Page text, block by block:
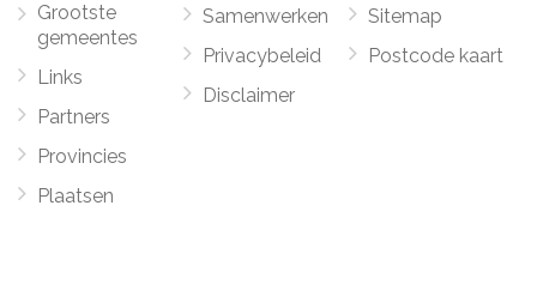
Grootste
gemeentes
Links
Partners
Provincies
Plaatsen
Samenwerken
Privacybeleid
Disclaimer
Sitemap
Postcode kaart